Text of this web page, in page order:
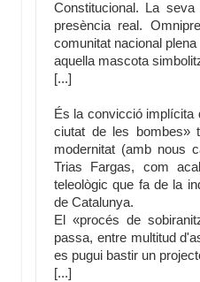
Constitucional. La
presència real.
comunitat nacional
aquella mascota
[...]
És la convicció implícita
ciutat de les bombes»
modernitat (amb nous
Trias Fargas, com
teleològic que fa de la
de Catalunya.
El «procés de
passa, entre multitud
es pugui bastir un
[...]